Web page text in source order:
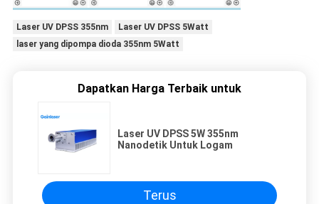
Laser UV DPSS 355nm
Laser UV DPSS 5Watt
laser yang dipompa dioda 355nm 5Watt
Dapatkan Harga Terbaik untuk
Laser UV DPSS 5W 355nm
Nanodetik Untuk Logam
Terus